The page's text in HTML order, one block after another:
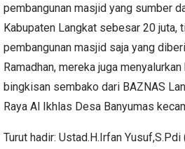
pembangunan masjid yang sumber
Kabupaten Langkat sebesar 20 juta,
pembangunan masjid saja yang
Ramadhan, mereka juga
bingkisan sembako dari BAZNAS
Raya Al Ikhlas Desa Banyumas
Turut hadir: Ustad.H.Irfan Yusuf,S.Pdi